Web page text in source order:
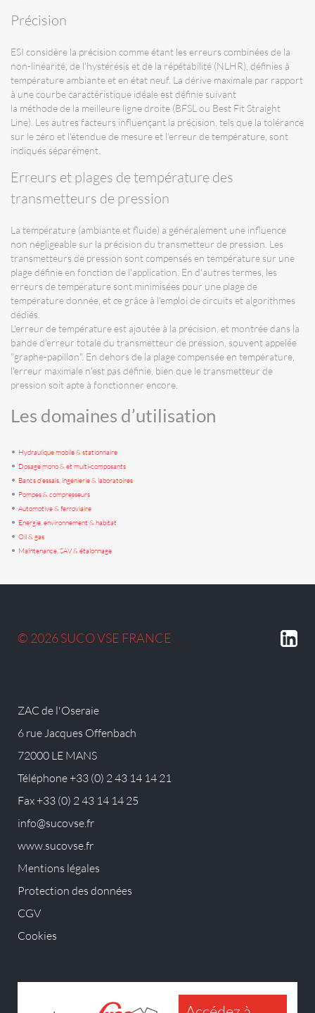
Précision
ESI considère la précision comme étant les erreurs combinées de la
non-linéarité, de l'hystérésis et de la répétabilité (NLHR), définies à
température ambiante et en état neuf. La dérive maximale par rapport
à une courbe caractéristique idéale est définie suivant
la méthode de la meilleure ligne droite (BFSL ou Best Fit Straight
Line). Les autres facteurs influençant la précision, tels que la tolérance
sur le zéro et l'étendue de mesure et l'erreur de température, sont
indiqués séparément.
Erreurs et plages de température des
transmetteurs de pression
La température (ambiante et fluide) a généralement une influence
non négligeable sur la précision du transmetteur de pression. Les
transmetteurs de pression sont compensés en température sur une
plage définie en fonction de l'application. En d'autres termes, les
erreurs de température sont minimisées pour une plage de
température donnée, et ce grâce à l'emploi de circuits et algorithmes
dédiés.
L'erreur de température est ajoutée à la précision, et montrée dans la
bande d'erreur totale du transmetteur de pression, souvent appelée
"graphe-papillon". En dehors de la plage compensée en température,
l'erreur maximale n'est pas définie, bien que le transmetteur de
pression soit apte à fonctionner encore.
Les domaines d’utilisation
• Hydraulique mobile & stationnaire
• Dosage mono & et multi-composants
• Bancs d'essais, ingénierie & laboratoires
• Pompes & compresseurs
• Automotive & ferroviaire
• Energie, environnement & habitat
• Oil & gas
• Maintenance, SAV & étalonnage
© 2026 SUCO VSE FRANCE
ZAC de l'Oseraie
6 rue Jacques Offenbach
72000 LE MANS
Téléphone +33 (0) 2 43 14 14 21
Fax +33 (0) 2 43 14 14 25
info@sucovse.fr
www.sucovse.fr
Mentions légales
Protection des données
CGV
Cookies